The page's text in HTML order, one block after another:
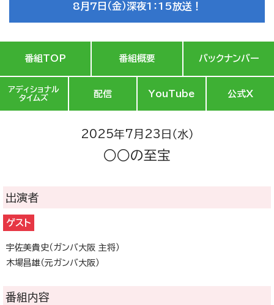
8月7日（金）深夜1：15放送！
番組TOP 番組概要 バックナンバー
アディショナル
タイムズ
配信 YouTube 公式X
2025年7月23日（水）
○○の至宝
出演者
ゲスト
宇佐美貴史（ガンバ大阪 主将）
木場昌雄（元ガンバ大阪）
番組内容